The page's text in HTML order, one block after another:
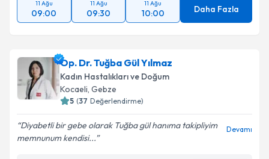
11 Ağu
09:00
11 Ağu
09:30
11 Ağu
10:00 Daha Fazla
Op. Dr. Tuğba Gül Yılmaz
Kadın Hastalıkları ve Doğum
Kocaeli, Gebze
5 (37 Değerlendirme)
Diyabetli bir gebe olarak Tuğba gül hanıma takipliyim
memnunum kendisi...
Devamı